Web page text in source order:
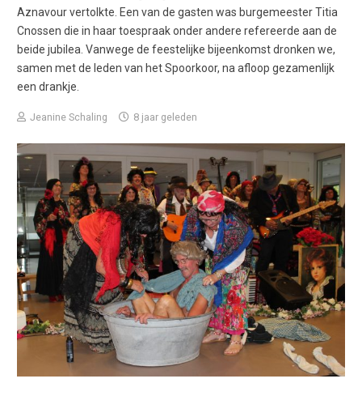
Aznavour vertolkte. Een van de gasten was burgemeester Titia
Cnossen die in haar toespraak onder andere refereerde aan de
beide jubilea. Vanwege de feestelijke bijeenkomst dronken we,
samen met de leden van het Spoorkoor, na afloop gezamenlijk
een drankje.
Jeanine Schaling 8 jaar geleden